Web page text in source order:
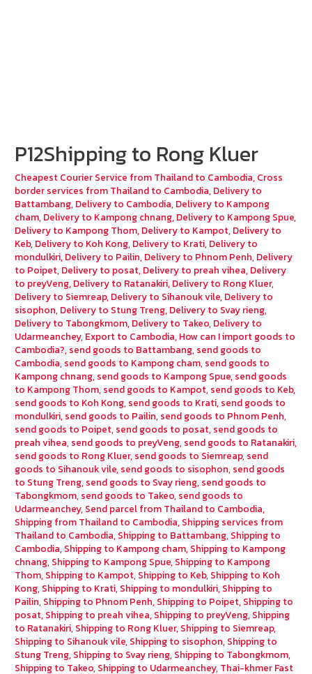
P12Shipping to Rong Kluer
Cheapest Courier Service from Thailand to Cambodia, Cross
border services from Thailand to Cambodia, Delivery to
Battambang, Delivery to Cambodia, Delivery to Kampong
cham, Delivery to Kampong chnang, Delivery to Kampong Spue,
Delivery to Kampong Thom, Delivery to Kampot, Delivery to
Keb, Delivery to Koh Kong, Delivery to Krati, Delivery to
mondulkiri, Delivery to Pailin, Delivery to Phnom Penh, Delivery
to Poipet, Delivery to posat, Delivery to preah vihea, Delivery
to preyVeng, Delivery to Ratanakiri, Delivery to Rong Kluer,
Delivery to Siemreap, Delivery to Sihanouk vile, Delivery to
sisophon, Delivery to Stung Treng, Delivery to Svay rieng,
Delivery to Tabongkmom, Delivery to Takeo, Delivery to
Udarmeanchey, Export to Cambodia, How can I import goods to
Cambodia?, send goods to Battambang, send goods to
Cambodia, send goods to Kampong cham, send goods to
Kampong chnang, send goods to Kampong Spue, send goods
to Kampong Thom, send goods to Kampot, send goods to Keb,
send goods to Koh Kong, send goods to Krati, send goods to
mondulkiri, send goods to Pailin, send goods to Phnom Penh,
send goods to Poipet, send goods to posat, send goods to
preah vihea, send goods to preyVeng, send goods to Ratanakiri,
send goods to Rong Kluer, send goods to Siemreap, send
goods to Sihanouk vile, send goods to sisophon, send goods
to Stung Treng, send goods to Svay rieng, send goods to
Tabongkmom, send goods to Takeo, send goods to
Udarmeanchey, Send parcel from Thailand to Cambodia,
Shipping from Thailand to Cambodia, Shipping services from
Thailand to Cambodia, Shipping to Battambang, Shipping to
Cambodia, Shipping to Kampong cham, Shipping to Kampong
chnang, Shipping to Kampong Spue, Shipping to Kampong
Thom, Shipping to Kampot, Shipping to Keb, Shipping to Koh
Kong, Shipping to Krati, Shipping to mondulkiri, Shipping to
Pailin, Shipping to Phnom Penh, Shipping to Poipet, Shipping to
posat, Shipping to preah vihea, Shipping to preyVeng, Shipping
to Ratanakiri, Shipping to Rong Kluer, Shipping to Siemreap,
Shipping to Sihanouk vile, Shipping to sisophon, Shipping to
Stung Treng, Shipping to Svay rieng, Shipping to Tabongkmom,
Shipping to Takeo, Shipping to Udarmeanchey, Thai-khmer Fast